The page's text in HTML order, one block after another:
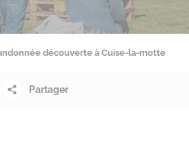
découverte à Cuise-la-motte
Partager